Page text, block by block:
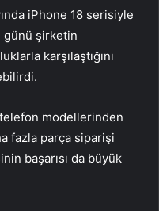
iPhone 18 serisiyle
günü şirketin
karşılaştığını
modellerinden
fazla parça siparişi
başarısı da büyük